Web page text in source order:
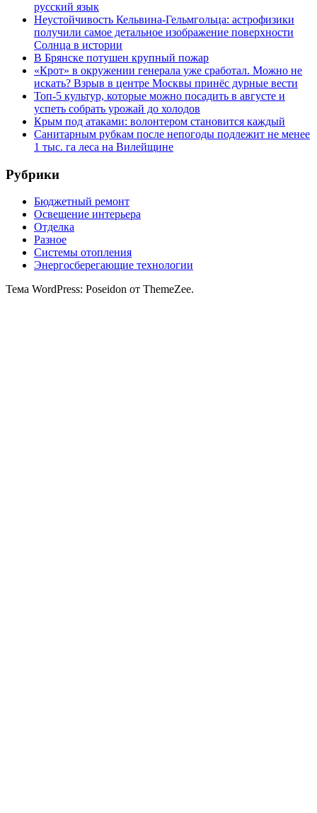
русский язык
Неустойчивость Кельвина-Гельмгольца: астрофизики
получили самое детальное изображение поверхности
Солнца в истории
В Брянске потушен крупный пожар
«Крот» в окружении генерала уже сработал. Можно не
искать? Взрыв в центре Москвы принёс дурные вести
Топ-5 культур, которые можно посадить в августе и
успеть собрать урожай до холодов
Крым под атаками: волонтером становится каждый
Санитарным рубкам после непогоды подлежит не менее
1 тыс. га леса на Вилейщине
Рубрики
Бюджетный ремонт
Освещение интерьера
Отделка
Разное
Системы отопления
Энергосберегающие технологии
Тема WordPress: Poseidon от ThemeZee.